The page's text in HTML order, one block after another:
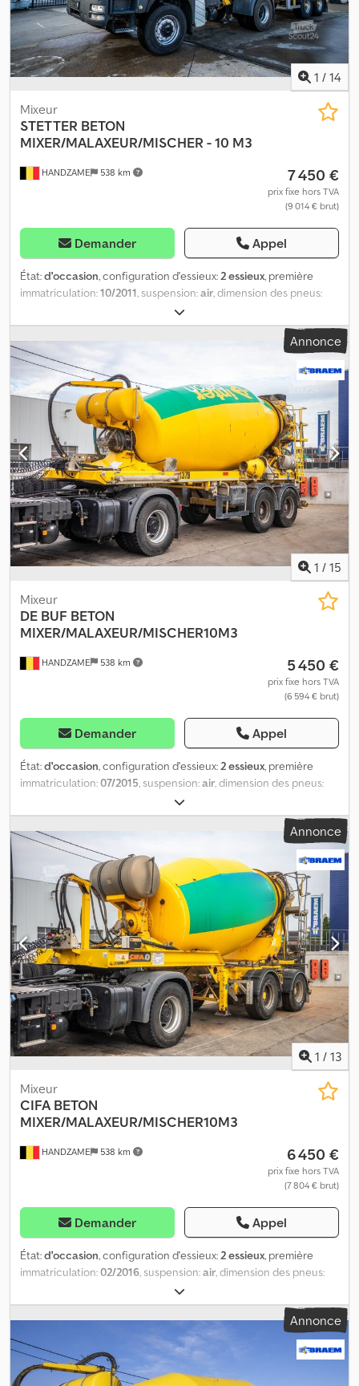
1 / 14
HANDZAME 538 km
Mixeur
STETTER BETON
MIXER/MALAXEUR/MISCHER - 10 M3
7 450 €
prix fixe hors TVA
(9 014 € brut)
Demander Appel
État:d'occasion, configuration d'essieux:2 essieux, première
immatriculation:10/2011, suspension:air, dimension des pneus:
1 300 mm
construction:2011, Matériau utilisable : Béton Suspension :
Suspension pneumatique Essieu arrière 1 : Dimension des pneus :
425/65/R22,5 Essieu arrière 2 : Dimension des pneus : 425/65/R22,5
Transmission : Roues Marque de l'équipement : STETTER
Crodsxzdf Rspfx Akcsf
Annonce
1 / 15
HANDZAME 538 km
Mixeur
DE BUF BETON
MIXER/MALAXEUR/MISCHER10M3
5 450 €
prix fixe hors TVA
(6 594 € brut)
Demander Appel
État:d'occasion, configuration d'essieux:2 essieux, première
immatriculation:07/2015, suspension:air, dimension des pneus:
1 310 mm
2015, Matériau utilisable : béton Dimension des pneus :
425/65r22.5 Suspension : suspension pneumatique Entraînement :
roues Codpfx Ajuc Aqmekcsrf Poids à vide : 7 070 kg Charge utile :
25 930 kg PTAC : 33 000 kg
Annonce
1 / 13
HANDZAME 538 km
Mixeur
CIFA BETON
MIXER/MALAXEUR/MISCHER10M3
6 450 €
prix fixe hors TVA
(7 804 € brut)
Demander Appel
État:d'occasion, configuration d'essieux:2 essieux, première
immatriculation:02/2016, suspension:air, dimension des pneus:
1 800 mm
2016, Matériau utilisable : béton Dimension des pneus :
425/64R22,5 Suspension : suspension pneumatique Transmission :
roues Poids à vide : 8 560 kg Charge utile : 28 440 kg Crjdpfx
Akjuczzdecsf PTAC : 37 000 kg Marque de la carrosserie : CIFA
Annonce